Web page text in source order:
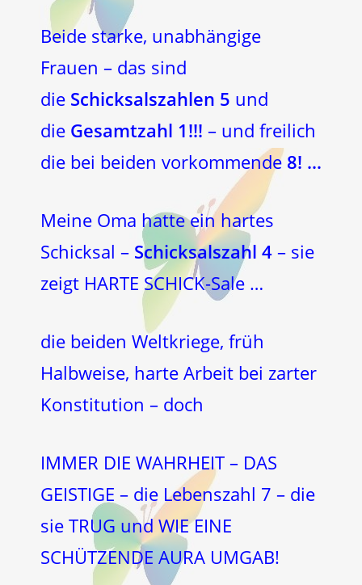
Beide starke, unabhängige
Frauen – das sind
die Schicksalszahlen 5 und
die Gesamtzahl 1!!! – und freilich
die bei beiden vorkommende8! …
Meine Oma hatte ein hartes
Schicksal – Schicksalszahl 4 – sie
zeigt HARTE SCHICK-Sale …
die beiden Weltkriege, früh
Halbweise, harte Arbeit bei zarter
Konstitution – doch
IMMER DIE WAHRHEIT – DAS
GEISTIGE – die Lebenszahl 7 – die
sie TRUG und WIE EINE
SCHÜTZENDE AURA UMGAB!